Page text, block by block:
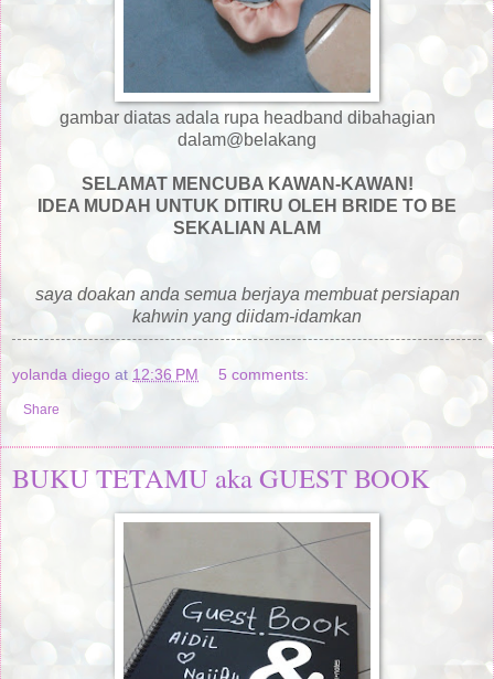
gambar diatas adala rupa headband dibahagian
dalam@belakang
SELAMAT MENCUBA KAWAN-KAWAN!
IDEA MUDAH UNTUK DITIRU OLEH BRIDE TO BE
SEKALIAN ALAM
saya doakan anda semua berjaya membuat persiapan
kahwin yang diidam-idamkan
yolanda diego at 12:36 PM 5 comments:
Share
BUKU TETAMU aka GUEST BOOK